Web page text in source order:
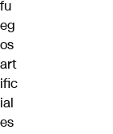
fu
eg
os
art
ific
ial
es